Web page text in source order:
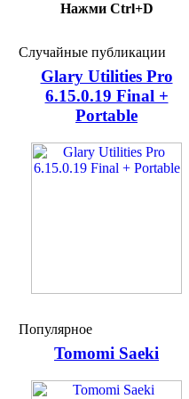
Нажми Ctrl+D
Случайные публикации
Glary Utilities Pro
6.15.0.19 Final +
Portable
Популярное
Tomomi Saeki